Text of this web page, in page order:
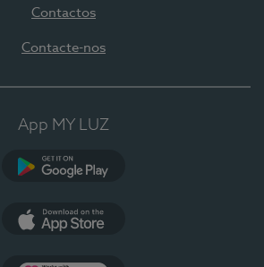
Contactos
Contacte-nos
App MY LUZ